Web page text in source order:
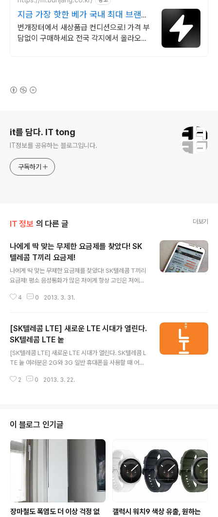
지금 가장 핫한 베가 국내 최대 브랜드
중고거래
번개장터에서 새상품급 컨디션으로! 가격 부
담없이 구매하세요 전국 각지에서 올라오는
it를 담다. IT tong
IT정보를 공유하는 블로그입니다.
구독하기
IT 정보 의 다른 글 더보기
나에게 딱 맞는 무제한 요금제를 찾았다! SK
텔레콤 T끼리 요금제!
나에게 딱 맞는 무제한 요금제를 찾았다! SK텔레콤 T끼리
요금제! 평소 음성통화가 많은 저에게 항상 고민은 저에게
성과 문자 그리고 데이터량에 맞춰 요금제를 선택했어야
다 보니 사용량이 다소 적은 데이터는 항상 남아 돌았던 것
같네요. 하지만 지난 3월 22일 SK텔레콤은 기존 요금제와
서비스와 다른 혁신적인 새로운 요금제를 출시했습니다.
국내 휴대전화 가입자 50% 이상이 가입되어 있는 SK텔레
콤의 자사 가입자간 음성통화를 무제한 이용할 수 있고, 통
신사 상관없이 문제 메세지를 무제한 이용할 수 있는 T끼
4 0 2013. 3. 31.
[SK텔레콤 LTE] 새로운 LTE 시대가 열린다.
SK텔레콤 LTE 눝
[SK텔레콤 LTE] 새로운 LTE 시대가 열린다. SK텔레콤 L
TE 눝 여러분은 2G와 3G 일반 휴대폰을 사용할 때 어떤
주고 받고, 전화통화를 많이 했었던 것으로 기억하는데요.
였다고 합니다. 하지만 스마트폰이 트렌드가 되고 4G LTE
서비스가 시작되면서 통신서비스는 기존의 음성통화와 문
자서비스 보다 최근에는 데이터가 트렌드가 되지 않았나
생각됩니다. 실제로 우리가 매일 이용하는 지하철이나 버
스만 해도 몇년 전에는 신문이나 책을 보는 사람들이 많았
다면 지금은 스마트폰을 통해 음악을..
2 0 2013. 3. 22.
이 블로그 인기글
장마철도 폭염도 더 이상 걱정 없
갤럭시 워치9 색상 유출, 원하는